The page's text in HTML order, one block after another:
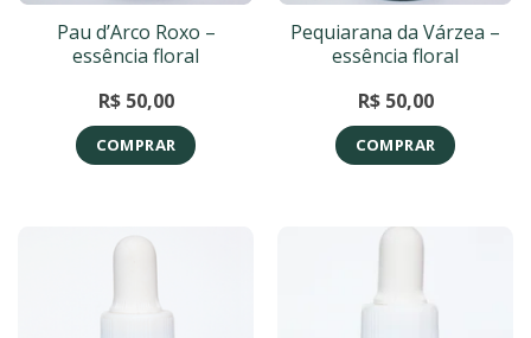
Pau d’Arco Roxo –
essência floral
R$50,00
COMPRAR
Pequiarana da Várzea –
essência floral
R$50,00
COMPRAR